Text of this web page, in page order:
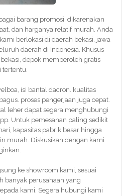
barang promosi, dikarenakan
dan harganya relatif murah. Anda
berlokasi di daerah bekasi, jawa
daerah di Indonesia. Khusus
depok memperoleh gratis
tertentu.
isi bantal dacron. kualitas
proses pengerjaan juga cepat.
leher dapat segera menghubungi
Untuk pemesanan paling sedikit
kapasitas pabrik besar hingga
murah. Diskusikan dengan kami
ke showroom kami, sesuai
banyak perusahaan yang
kami. Segera hubungi kami